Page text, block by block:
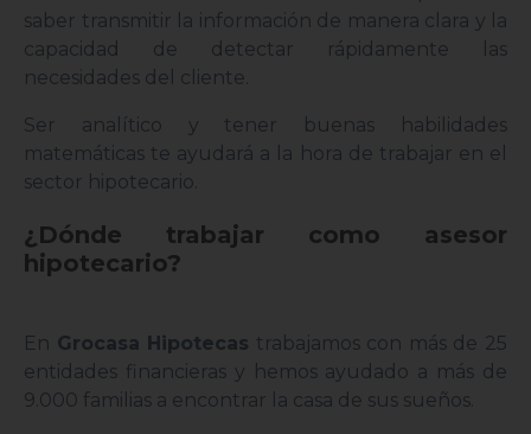
saber transmitir la información de manera clara y la
capacidad de detectar rápidamente las
necesidades del cliente.
Ser analítico y tener buenas habilidades
matemáticas te ayudará a la hora de trabajar en el
sector hipotecario.
¿Dónde trabajar como asesor
hipotecario?
En Grocasa Hipotecas trabajamos con más de 25
entidades financieras y hemos ayudado a más de
9.000 familias a encontrar la casa de sus sueños.